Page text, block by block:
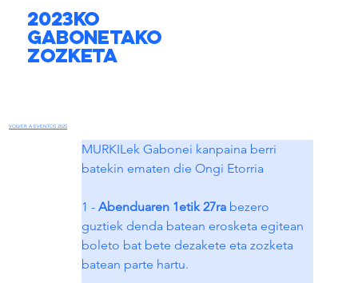
2023ko
Gabonetako
Zozketa
VOLVER A EVENTOS 2025
MURKILek Gabonei kanpaina berri
batekin ematen die Ongi Etorria
1 - Abenduaren 1etik 27ra bezero
guztiek denda batean erosketa egitean
boleto bat bete dezakete eta zozketa
batean parte hartu.